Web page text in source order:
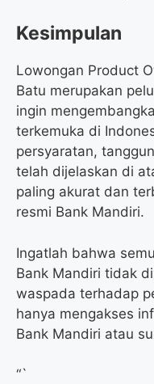
Kesimpulan
Lowongan Product
Batu merupakan
ingin
terkemuka di
persyaratan,
telah dijelaskan di
paling akurat dan
resmi Bank Mandiri.
Ingatlah bahwa
Bank Mandiri tidak
waspada terhadap
hanya mengakses
Bank Mandiri atau
“`